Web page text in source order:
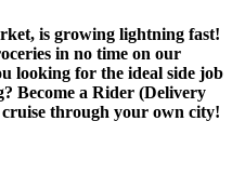
is growing lightning fast!
in no time on our
looking for the ideal side job
Become a Rider (Delivery
through your own city!